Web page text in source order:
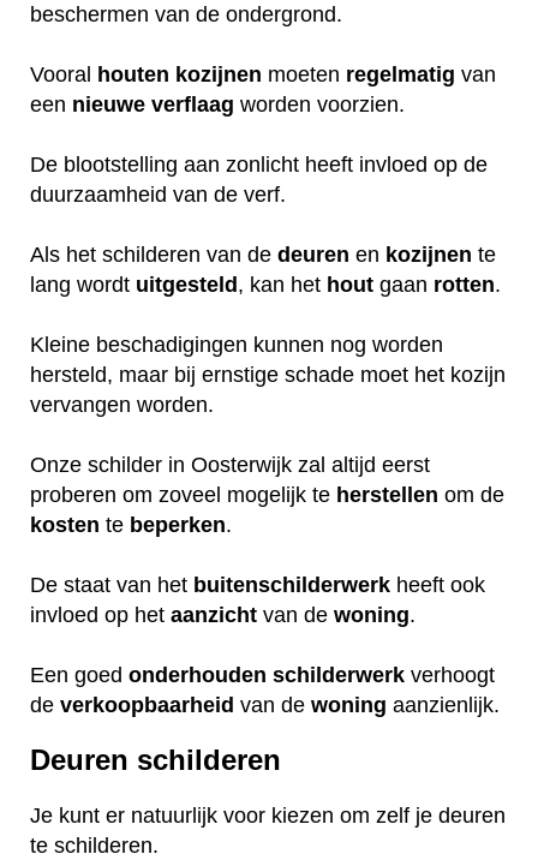
beschermen van de ondergrond.
Vooral houten kozijnen moeten regelmatig van
een nieuwe verflaag worden voorzien.
De blootstelling aan zonlicht heeft invloed op de
duurzaamheid van de verf.
Als het schilderen van de deuren en kozijnen te
lang wordt uitgesteld, kan het hout gaan rotten.
Kleine beschadigingen kunnen nog worden
hersteld, maar bij ernstige schade moet het kozijn
vervangen worden.
Onze schilder in Oosterwijk zal altijd eerst
proberen om zoveel mogelijk te herstellen om de
kosten te beperken.
De staat van het buitenschilderwerk heeft ook
invloed op het aanzicht van de woning.
Een goed onderhouden schilderwerk verhoogt
de verkoopbaarheid van de woning aanzienlijk.
Deuren schilderen
Je kunt er natuurlijk voor kiezen om zelf je deuren
te schilderen.